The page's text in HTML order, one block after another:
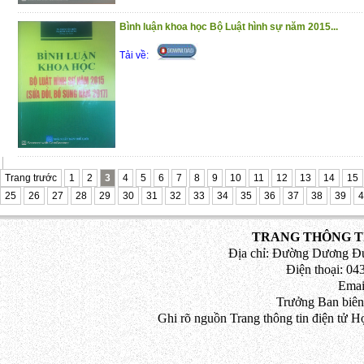
đồng trong hoạt động kinh doanh
Phần 4 : Pháp luật về giải quyết tranh
Trân trọng giới thiệu đến bạn đọc!
(29/10/2020)
Bình luận khoa học Bộ Luật hình sự năm 2015...
Tải về:
Trang trước 1 2 3 4 5 6 7 8 9 10 11 12 13 14
15
25
26 27 28 29 30 31 32 33 34 35 36 37 38 39
TRANG THÔNG
Địa chỉ: Đường Dương
Điện thoại:
Trưởng Ban
Ghi rõ nguồn Trang thông tin điện tử